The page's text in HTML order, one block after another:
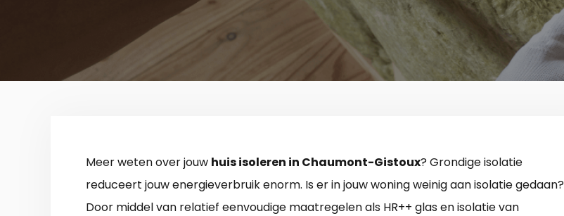
Meer weten over jouw huis isoleren in Chaumont-Gistoux? Grondige isolatie
reduceert jouw energieverbruik enorm. Is er in jouw woning weinig aan isolatie gedaan?
Door middel van relatief eenvoudige maatregelen als HR++ glas en isolatie van